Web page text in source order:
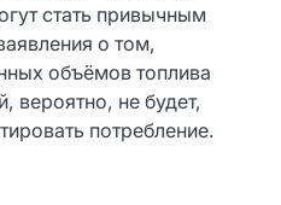
стать привычным
о том,
объёмов топлива
вероятно, не будет,
потребление.